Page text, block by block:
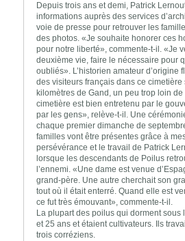
Depuis trois ans et demi, Patrick
informations auprès des services
voie de presse pour retrouver les
des photos. «Je souhaite honorer ces
pour notre liberté», commente-t-il. «Je
deuxième vie, faire le nécessaire pour
oubliés». L’historien amateur d’origine
des visiteurs français dans ce
kilomètres de Gand, un peu trop loin
cimetière est bien entretenu par le
par les gens», relève-t-il. Une
chaque premier dimanche de
familles vont être présentes grâce à
persévérance et le travail de Patrick
lorsque les descendants de Poilus
l’ennemi. «Une dame est venue
grand-père. Une autre cherchait son
tout où il était enterré. Quand elle est
ce fut très émouvant», commente-t-il.
La plupart des poilus qui dorment sous
et 25 ans et étaient cultivateurs. Ils
trois corréziens.